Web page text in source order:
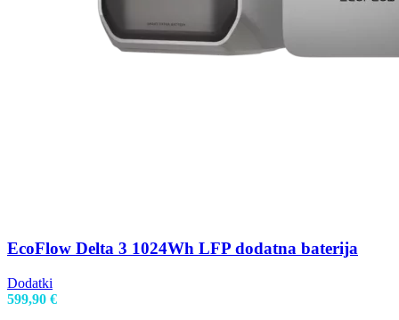
EcoFlow Delta 3 1024Wh LFP dodatna baterija
Dodatki
599,90 €